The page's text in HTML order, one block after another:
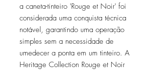
a caneta-tinteiro 'Rouge et Noir' foi
considerada uma conquista técnica
notável, garantindo uma operação
simples sem a necessidade de
umedecer a ponta em um tinteiro. A
Heritage Collection Rouge et Noir